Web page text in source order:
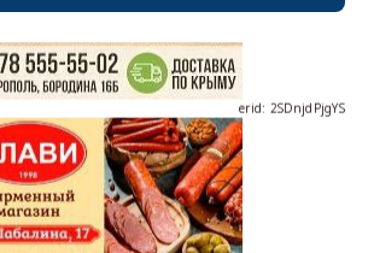
erid: 2SDnjdvhGXG